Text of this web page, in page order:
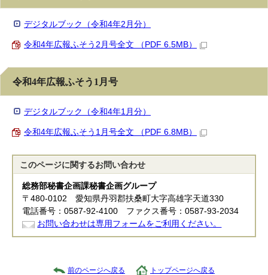
デジタルブック（令和4年2月分）
令和4年広報ふそう2月号全文 （PDF 6.5MB）
令和4年広報ふそう1月号
デジタルブック（令和4年1月分）
令和4年広報ふそう1月号全文 （PDF 6.8MB）
このページに関するお問い合わせ
総務部秘書企画課秘書企画グループ
〒480-0102 愛知県丹羽郡扶桑町大字高雄字天道330
電話番号：0587-92-4100 ファクス番号：0587-93-2034
お問い合わせは専用フォームをご利用ください。
前のページへ戻る トップページへ戻る